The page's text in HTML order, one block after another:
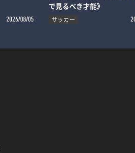
2026/08/05
で見るべき才能》
サッカー